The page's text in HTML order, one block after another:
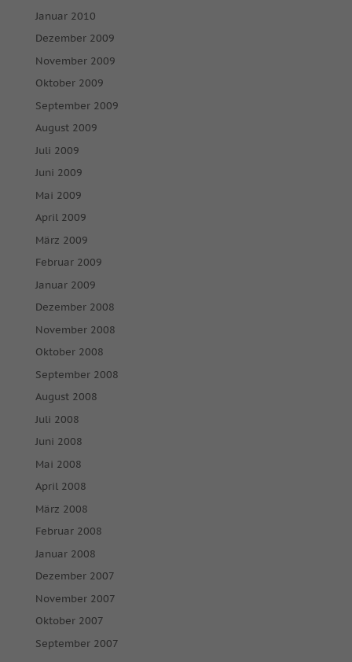
Januar 2010
Dezember 2009
November 2009
Oktober 2009
September 2009
August 2009
Juli 2009
Juni 2009
Mai 2009
April 2009
März 2009
Februar 2009
Januar 2009
Dezember 2008
November 2008
Oktober 2008
September 2008
August 2008
Juli 2008
Juni 2008
Mai 2008
April 2008
März 2008
Februar 2008
Januar 2008
Dezember 2007
November 2007
Oktober 2007
September 2007